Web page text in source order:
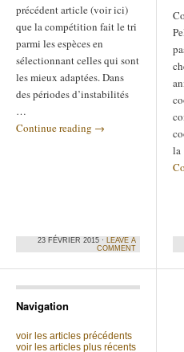
précédent article (voir ici)
que la compétition fait le tri
parmi les espèces en
sélectionnant celles qui sont
les mieux adaptées. Dans
des périodes d’instabilités
…
Continue reading →
23 FÉVRIER 2015 · LEAVE A
COMMENT
Navigation
voir les articles précédents
voir les articles plus récents